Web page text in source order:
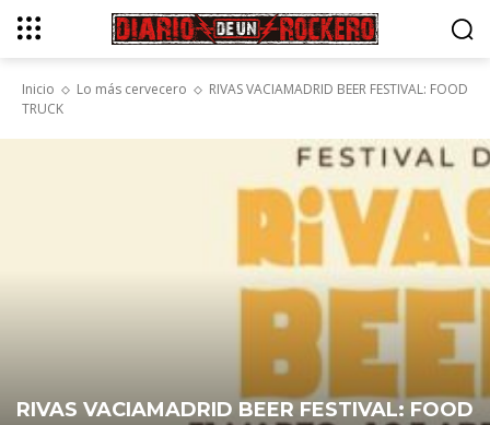
Inicio Lo más cervecero
RIVAS VACIAMADRID BEER FESTIVAL: FOOD
TRUCK
RIVAS VACIAMADRID BEER FESTIVAL: FOOD